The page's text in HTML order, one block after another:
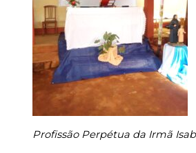
Profissão Perpétua da Irmã